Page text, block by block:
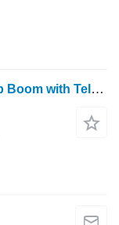
Komatsu CRF12 4639227 4639219 Jib Boom with Telescope